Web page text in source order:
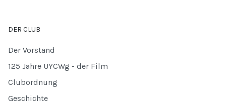
DER CLUB
Der Vorstand
125 Jahre UYCWg - der Film
Clubordnung
Geschichte